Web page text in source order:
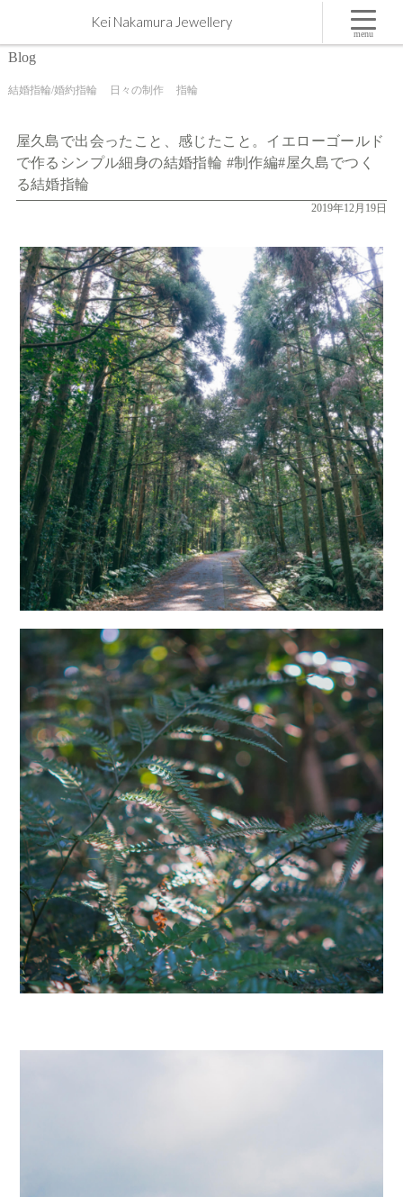
屋久島で出会ったこと、感じたこと。イエローゴールドで作るシンプル細身の結婚指輪 #制作編#
屋久島でつくる結婚指輪 | 屋久島,ジュエリー,オーダーメイドのマリッジリング（結婚・婚約指
Kei Nakamura Jewellery
Blog
結婚指輪/婚約指輪 日々の制作 指輪
屋久島で出会ったこと、感じたこと。イエローゴールド
で作るシンプル細身の結婚指輪 #制作編#屋久島でつく
る結婚指輪
2019年12月19日
menu